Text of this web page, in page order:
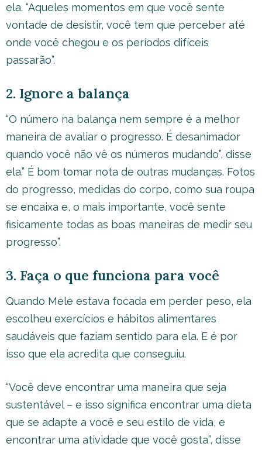
ela. “Aqueles momentos em que você sente
vontade de desistir, você tem que perceber até
onde você chegou e os períodos difíceis
passarão”.
2. Ignore a balança
“O número na balança nem sempre é a melhor
maneira de avaliar o progresso. É desanimador
quando você não vê os números mudando”, disse
ela.” É bom tomar nota de outras mudanças. Fotos
do progresso, medidas do corpo, como sua roupa
se encaixa e, o mais importante, você sente
fisicamente todas as boas maneiras de medir seu
progresso”.
3. Faça o que funciona para você
Quando Mele estava focada em perder peso, ela
escolheu exercícios e hábitos alimentares
saudáveis que faziam sentido para ela. E é por
isso que ela acredita que conseguiu.
“Você deve encontrar uma maneira que seja
sustentável – e isso significa encontrar uma dieta
que se adapte a você e seu estilo de vida, e
encontrar uma atividade que você gosta”, disse